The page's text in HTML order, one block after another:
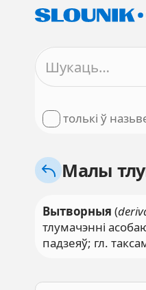
толькі ў
Малы
Вытворныя (
тлумачэнні
падзеяў; гл.